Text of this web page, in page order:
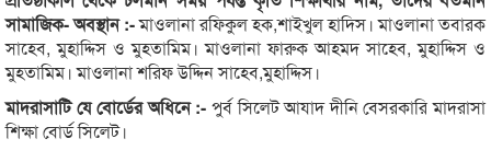
সামাজিক- অবস্থান :-মাওলানা রফিকুল হক,শাইখুল হাদিস। মাওলানা তবারক
সাহেব, মুহাদ্দিস ও মুহতামিম। মাওলানা ফারুক আহমদ সাহেব, মুহাদ্দিস ও
মুহতামিম। মাওলানা শরিফ উদ্দিন সাহেব,মুহাদ্দিস।
মাদরাসাটি যে বোর্ডের অধিনে :- পুর্ব সিলেট আযাদ দীনি বেসরকারি মাদরাসা
শিক্ষা বোর্ড সিলেট।